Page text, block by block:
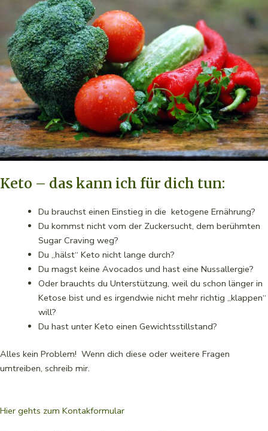
Keto – das kann ich für dich tun:
Du brauchst einen Einstieg in die ketogene Ernährung?
Du kommst nicht vom der Zuckersucht, dem berühmten
Sugar Craving weg?
Du „hälst“ Keto nicht lange durch?
Du magst keine Avocados und hast eine Nussallergie?
Oder brauchts du Unterstützung, weil du schon länger in
Ketose bist und es irgendwie nicht mehr richtig „klappen“
will?
Du hast unter Keto einen Gewichtsstillstand?
Alles kein Problem! Wenn dich diese oder weitere Fragen
umtreiben, schreib mir.
Hier gehts zum Kontakformular